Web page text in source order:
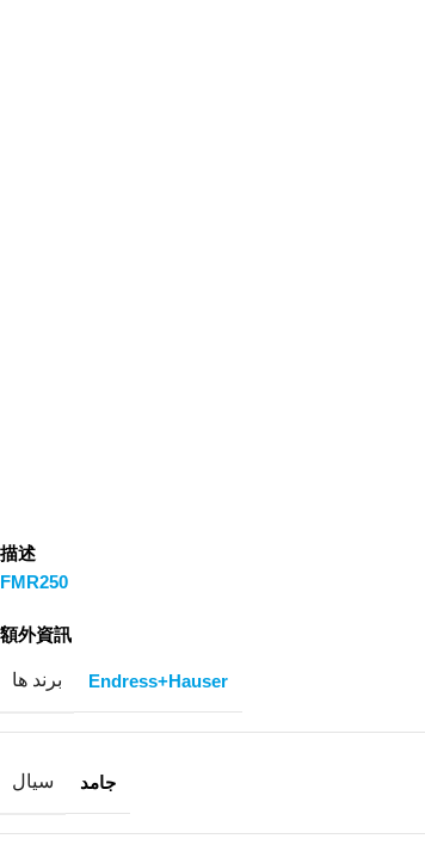
描述
FMR250
額外資訊
برند ها Endress+Hauser
سیال جامد